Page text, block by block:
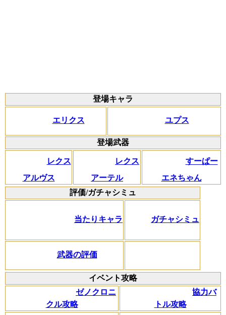
登場キャラ
エリクス ユプス
登場武器
レクス
アルヴス
レクス
アーテル
すーぱー
エネちゃん
評価/ガチャシミュ
当たりキャラ ガチャシミュ
武器の評価
イベント攻略
ゼノクロニ
クル攻略
協力バ
トル攻略